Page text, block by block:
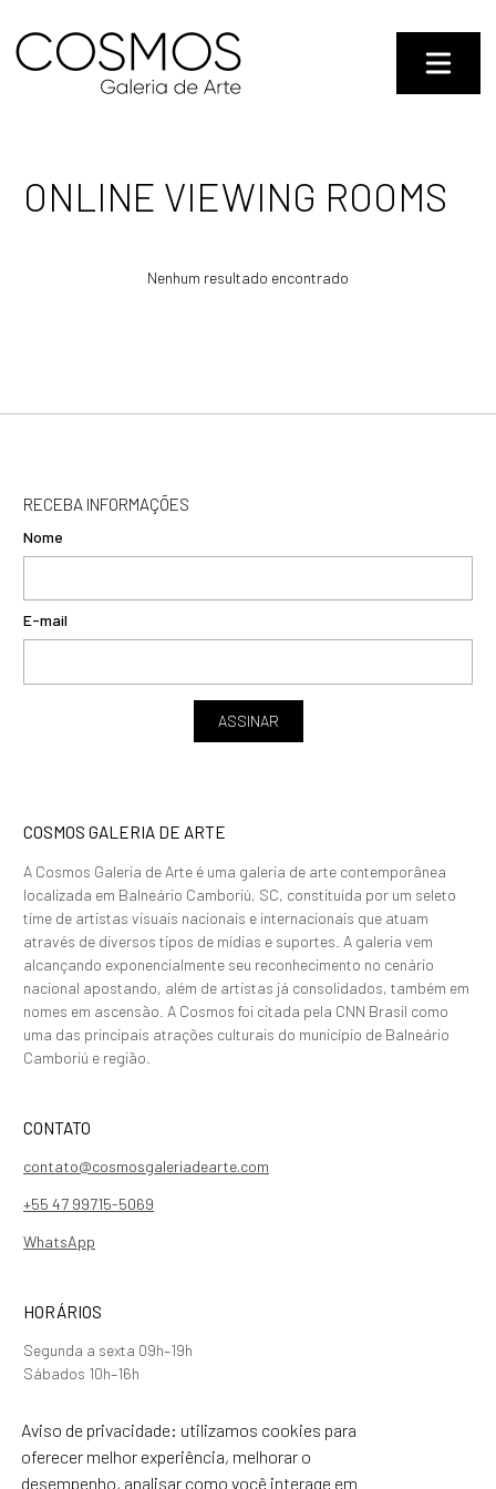
ONLINE VIEWING ROOMS
Nenhum resultado encontrado
RECEBA INFORMAÇÕES
Nome
E-mail
ASSINAR
COSMOS GALERIA DE ARTE
A Cosmos Galeria de Arte é uma galeria de arte contemporânea
localizada em Balneário Camboriú, SC, constituída por um seleto
time de artistas visuais nacionais e internacionais que atuam
através de diversos tipos de mídias e suportes. A galeria vem
alcançando exponencialmente seu reconhecimento no cenário
nacional apostando, além de artistas já consolidados, também em
nomes em ascensão. A Cosmos foi citada pela CNN Brasil como
uma das principais atrações culturais do município de Balneário
Camboriú e região.
CONTATO
contato@cosmosgaleriadearte.com
+55 47 99715-5069
WhatsApp
HORÁRIOS
Segunda a sexta 09h–19h
Sábados 10h–16h
SIGA NOSSAS REDES
Aviso de privacidade: utilizamos cookies para
oferecer melhor experiência, melhorar o
desempenho, analisar como você interage em